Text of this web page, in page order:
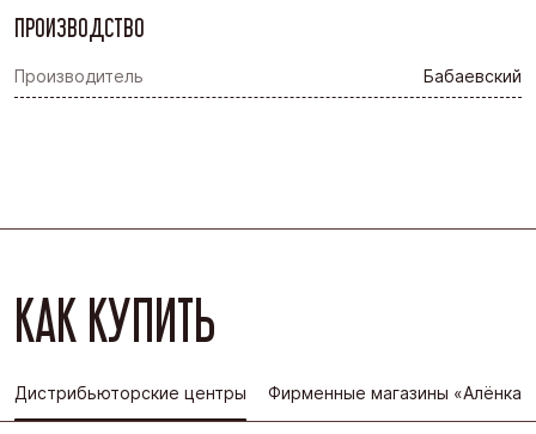
ПРОИЗВОДСТВО
Производитель Бабаевский
КАК КУПИТЬ
Дистрибьюторские центры Фирменные магазины «Алёнка»